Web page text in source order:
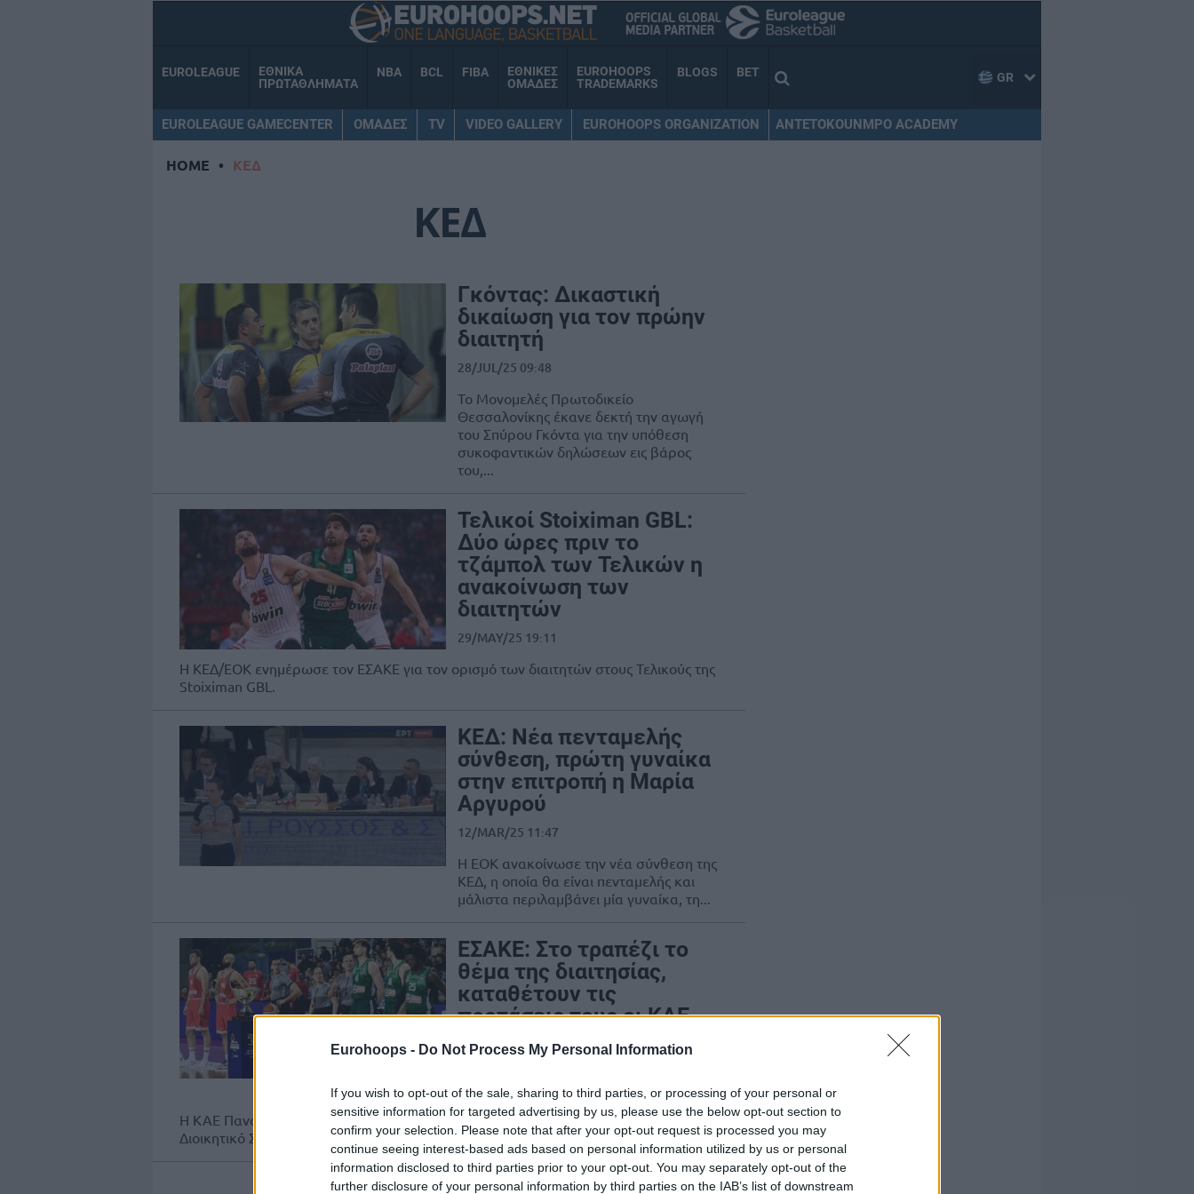
Eurohoops - Do Not Process My Personal Information
If you wish to opt-out of the sale, sharing to third parties, or processing of your personal or
sensitive information for targeted advertising by us, please use the below opt-out section to
confirm your selection. Please note that after your opt-out request is processed you may
continue seeing interest-based ads based on personal information utilized by us or personal
information disclosed to third parties prior to your opt-out. You may separately opt-out of the
further disclosure of your personal information by third parties on the IAB’s list of downstream
EUROLEAGUE
ΕΘΝΙΚΑ
ΠΡΩΤΑΘΛΗΜΑΤΑ
NBA BCL FIBA
ΕΘΝΙΚΕΣ
ΟΜΑΔΕΣ
EUROHOOPS
TRADEMARKS
BLOGS BET GR
EUROLEAGUE GAMECENTER ΟΜΑΔΕΣ TV VIDEO GALLERY EUROHOOPS ORGANIZATION ANTETOKOUNMPO ACADEMY
HOME • ΚΕΔ
ΚΕΔ
Γκόντας: Δικαστική
δικαίωση για τον πρώην
διαιτητή
28/JUL/25 09:48
Το Μονομελές Πρωτοδικείο
Θεσσαλονίκης έκανε δεκτή την αγωγή
του Σπύρου Γκόντα για την υπόθεση
συκοφαντικών δηλώσεων εις βάρος
του,...
Τελικοί Stoiximan GBL:
Δύο ώρες πριν το
τζάμπολ των Τελικών η
ανακοίνωση των
διαιτητών
29/MAY/25 19:11
Η ΚΕΔ/ΕΟΚ ενημέρωσε τον ΕΣΑΚΕ για τον ορισμό των διαιτητών στους Τελικούς της
Stoiximan GBL.
ΚΕΔ: Νέα πενταμελής
σύνθεση, πρώτη γυναίκα
στην επιτροπή η Μαρία
Αργυρού
12/MAR/25 11:47
Η ΕΟΚ ανακοίνωσε την νέα σύνθεση της
ΚΕΔ, η οποία θα είναι πενταμελής και
μάλιστα περιλαμβάνει μία γυναίκα, τη...
ΕΣΑΚΕ: Στο τραπέζι το
θέμα της διαιτησίας,
καταθέτουν τις
προτάσεις τους οι ΚΑΕ,
δεν έγινε άμεση
ψηφοφορία
19/FEB/25 18:08
Η ΚΑΕ Παναθηναϊκός ζήτησε επαγγελματική διαιτησία στο σημερινό (19/02)
Διοικητικό Συμβούλιο του ΕΣΑΚΕ, δεν έγινε άμεση ψηφοφορία, αλλά οι...
ΕΟΚ: Όρισε νέα ΚΕΔ…